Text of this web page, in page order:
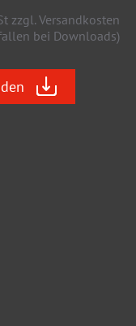
zzgl. Versandkosten
bei Downloads)